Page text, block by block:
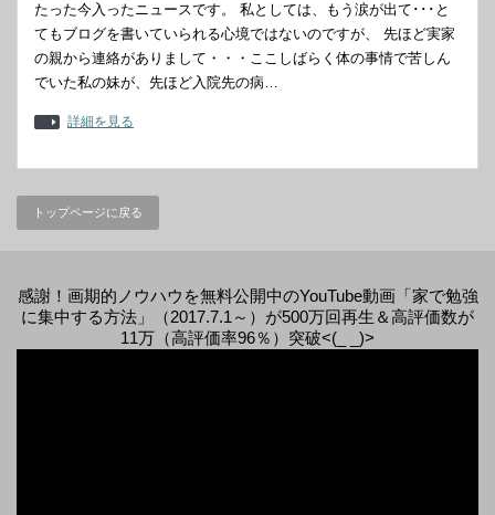
たった今入ったニュースです。 私としては、もう涙が出て･･･と
てもブログを書いていられる心境ではないのですが、 先ほど実家
の親から連絡がありまして・・・ここしばらく体の事情で苦しん
でいた私の妹が、先ほど入院先の病…
詳細を見る
トップページに戻る
感謝！画期的ノウハウを無料公開中のYouTube動画「家で勉強
に集中する方法」（2017.7.1～）が500万回再生＆高評価数が
11万（高評価率96％）突破<(_ _)>